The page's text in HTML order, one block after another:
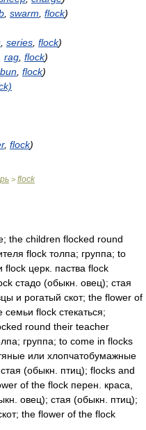
swarm flock)
series flock)
rag flock)
bun flock)
, flock)
> flock
the children flocked round
flock толпа; группа; to
церк. паства flock
стадо (обыкн. овец); стая
и рогатый скот; the flower of
flock стекаться;
round their teacher
группа; to come in flocks
или хлопчатобумажные
(обыкн. птиц); flocks and
of the flock перен. краса,
овец); стая (обыкн. птиц);
the flower of the flock